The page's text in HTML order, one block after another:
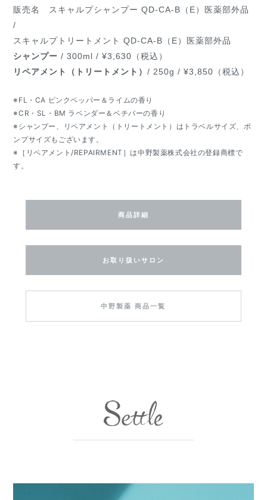
販売名 スキャルプシャンプー QD-CA-B（E） 医薬部外品
/
スキャルプトリートメント QD-CA-B（E） 医薬部外品
シャンプー / 300ml / ¥3,630（税込）
リペアメント（トリートメント）/ 250g / ¥3,850（税込）
※FL・CA ピンクペッパー＆ライムの香り
※CR・SL・BM ラベンダー＆ベチバーの香り
※シャンプー、リペアメント（トリートメント）はトラベルサイズ、ポ
ンプサイズもございます。
※［リペアメント/REPAIRMENT］は中野製薬株式会社の登録商標で
す。
商品詳細
お取り扱いサロン
中野製薬 商品一覧